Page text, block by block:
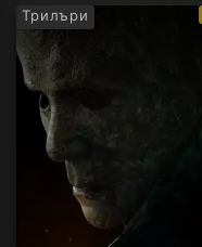
Трилъри